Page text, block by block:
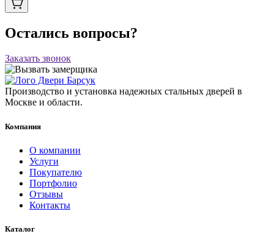
Остались вопросы?
Заказать звонок
Производство и установка надежных стальных дверей в
Москве и области.
Компания
О компании
Услуги
Покупателю
Портфолио
Отзывы
Контакты
Каталог